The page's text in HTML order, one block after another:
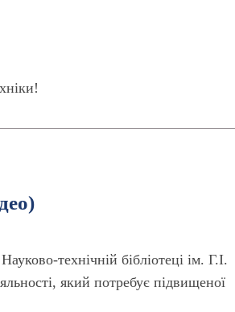
технічній бібліотеці ім. Г.І.
який потребує підвищеної